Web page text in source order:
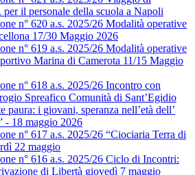
per il personale della scuola a Napoli
n° 620 a.s. 2025/26 Modalità operative
17/30 Maggio 2026
n° 619 a.s. 2025/26 Modalità operative
Marina di Camerota 11/15 Maggio
n° 618 a.s. 2025/26 Incontro con
Spreafico Comunità di Sant’Egidio
paura: i giovani, speranza nell’età dell’
- 18 maggio 2026
n° 617 a.s. 2025/26 “Ciociaria Terra di
22 maggio
n° 616 a.s. 2025/26 Ciclo di Incontri:
di Libertà giovedì 7 maggio